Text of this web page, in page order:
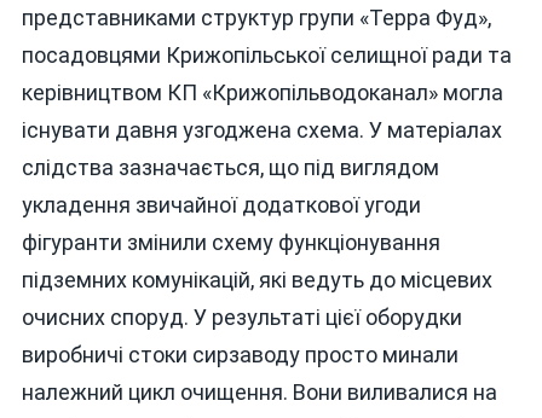
представниками структур групи «Терра Фуд»,
посадовцями Крижопільської селищної ради та
керівництвом КП «Крижопільводоканал» могла
існувати давня узгоджена схема. У матеріалах
слідства зазначається, що під виглядом
укладення звичайної додаткової угоди
фігуранти змінили схему функціонування
підземних комунікацій, які ведуть до місцевих
очисних споруд. У результаті цієї оборудки
виробничі стоки сирзаводу просто минали
належний цикл очищення. Вони виливалися на